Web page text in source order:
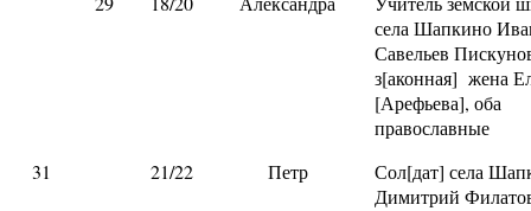
села Шапкино
Савельев
з[аконная] жена
[Арефьева], оба
православные
31
21/22 Петр
Сол[дат] села
Димитрий